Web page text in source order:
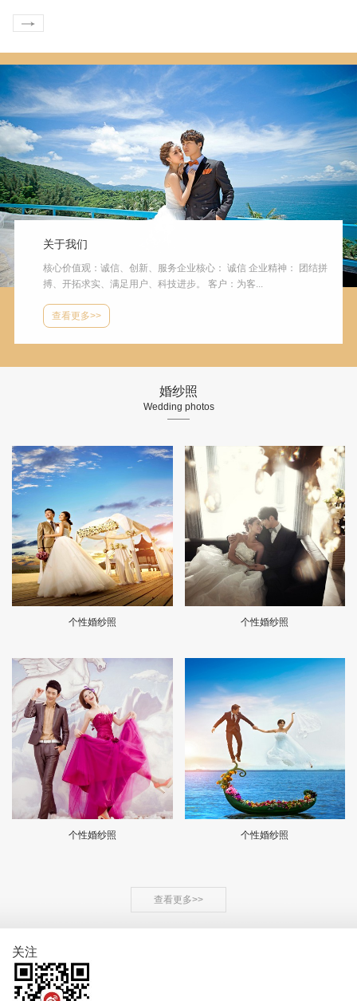
关于我们
核心价值观：诚信、创新、服务企业核心： 诚信 企业精神： 团结拼
搏、开拓求实、满足用户、科技进步。 客户：为客...
查看更多>>
婚纱照
Wedding photos
个性婚纱照 个性婚纱照
个性婚纱照 个性婚纱照
查看更多>>
关注